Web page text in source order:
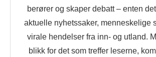
berører og skaper debatt – enten
aktuelle nyhetssaker, menneskelige
virale hendelser fra inn- og utland.
blikk for det som treffer leserne,